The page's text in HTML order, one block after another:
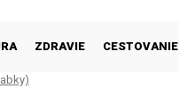
ZDRAVIE CESTOVANIE